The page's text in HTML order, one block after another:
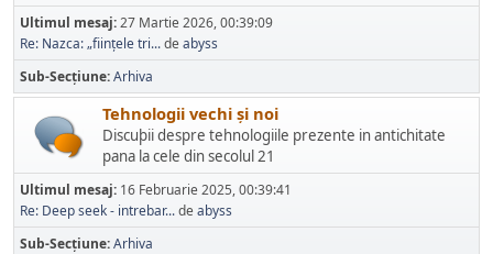
Ultimul mesaj:27 Martie 2026, 00:39:09
Re: Nazca: „ființele tri...de abyss
Sub-Secțiune Arhiva
Tehnologii vechi și noi
Discuþii despre tehnologiile prezente in antichitate
pana la cele din secolul 21
Ultimul mesaj: 16 Februarie 2025, 00:39:41
Re: Deep seek - intrebar...de abyss
Sub-Secțiune Arhiva